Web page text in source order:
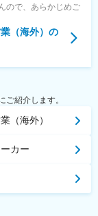
ので、あらかじめご
（海外） の
紹介します。
（海外）
カー